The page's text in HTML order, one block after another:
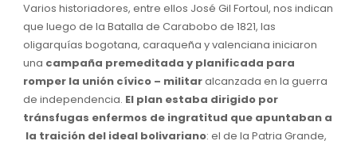
Varios historiadores, entre ellos José Gil Fortoul, nos indican
que luego de la Batalla de Carabobo de 1821, las
oligarquías bogotana, caraqueña y valenciana iniciaron
una campaña premeditada y planificada para
romper la unión cívico – militaralcanzada en la guerra
de independencia. El plan estaba dirigido por
tránsfugas enfermos de ingratitud que apuntaban a
la traición del ideal bolivariano: el de la Patria Grande,